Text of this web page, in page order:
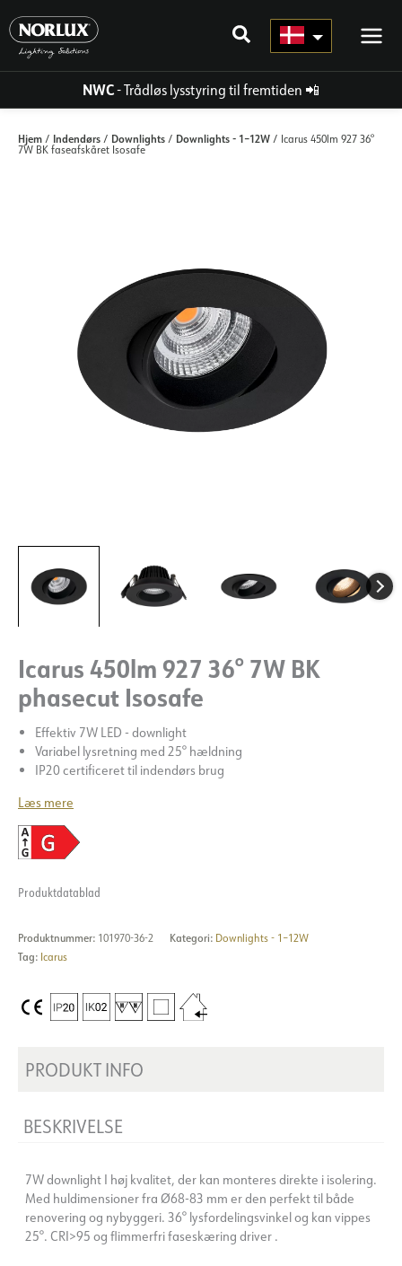
indhold
NWC- Trådløs lysstyring til fremtiden 📲
Hjem / Indendørs / Downlights / Downlights - 1–12W / Icarus 450lm 927 36°
7W BK faseafskåret Isosafe
Icarus 450lm 927 36° 7W BK
phasecut Isosafe
Effektiv 7W LED - downlight
Variabel lysretning med 25° hældning
IP20 certificeret til indendørs brug
Læs mere
Produktdatablad
Produktnummer: 101970-36-2 Kategori: Downlights - 1–12W
Tag: Icarus
PRODUKT INFO
BESKRIVELSE
7W downlight I høj kvalitet, der kan monteres direkte i isolering.
Med huldimensioner fra Ø68-83 mm er den perfekt til både
renovering og nybyggeri. 36° lysfordelingsvinkel og kan vippes
25°. CRI>95 og flimmerfri faseskæring driver .